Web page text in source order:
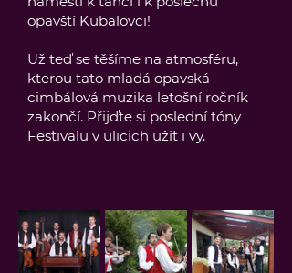
opavští Kubalovci!
Už teď se těšíme na atmosféru,
kterou tato mladá opavská
cimbálová muzika letošní ročník
zakončí. Přijďte si poslední tóny
Festivalu v ulicích užít i vy.